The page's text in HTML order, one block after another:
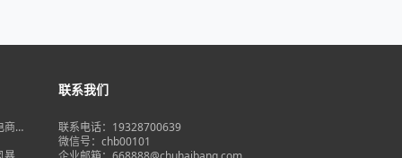
大
联系我们
联系电话：19328700639
微信号：chb00101